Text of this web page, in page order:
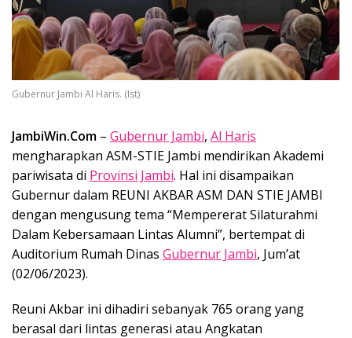
Gubernur Jambi Al Haris. (Ist)
JambiWin.Com – Gubernur Jambi, Al Haris
mengharapkan ASM-STIE Jambi mendirikan Akademi
pariwisata di Provinsi Jambi. Hal ini disampaikan
Gubernur dalam REUNI AKBAR ASM DAN STIE JAMBI
dengan mengusung tema “Mempererat Silaturahmi
Dalam Kebersamaan Lintas Alumni”, bertempat di
Auditorium Rumah Dinas Gubernur Jambi, Jum’at
(02/06/2023).
Reuni Akbar ini dihadiri sebanyak 765 orang yang
berasal dari lintas generasi atau Angkatan